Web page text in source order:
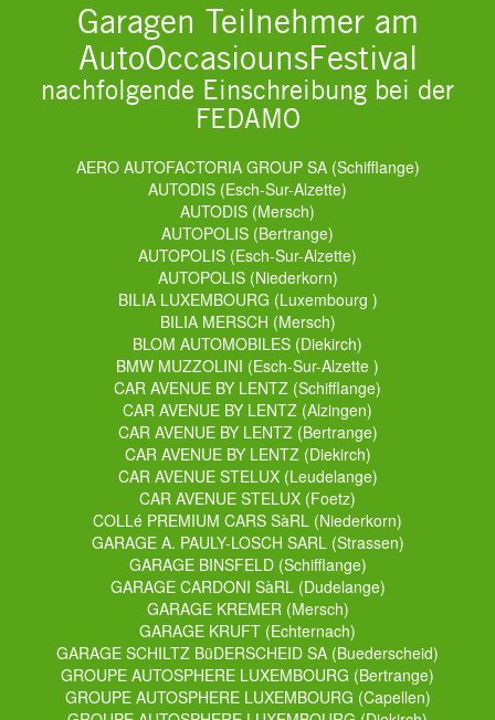
Garagen Teilnehmer am
AutoOccasiounsFestival
nachfolgende Einschreibung bei der
FEDAMO
AERO AUTOFACTORIA GROUP SA (Schifflange)
AUTODIS (Esch-Sur-Alzette)
AUTODIS (Mersch)
AUTOPOLIS (Bertrange)
AUTOPOLIS (Esch-Sur-Alzette)
AUTOPOLIS (Niederkorn)
BILIA LUXEMBOURG (Luxembourg )
BILIA MERSCH (Mersch)
BLOM AUTOMOBILES (Diekirch)
BMW MUZZOLINI (Esch-Sur-Alzette )
CAR AVENUE BY LENTZ (Schifflange)
CAR AVENUE BY LENTZ (Alzingen)
CAR AVENUE BY LENTZ (Bertrange)
CAR AVENUE BY LENTZ (Diekirch)
CAR AVENUE STELUX (Leudelange)
CAR AVENUE STELUX (Foetz)
COLLé PREMIUM CARS SàRL (Niederkorn)
GARAGE A. PAULY-LOSCH SARL (Strassen)
GARAGE BINSFELD (Schifflange)
GARAGE CARDONI SàRL (Dudelange)
GARAGE KREMER (Mersch)
GARAGE KRUFT (Echternach)
GARAGE SCHILTZ BüDERSCHEID SA (Buederscheid)
GROUPE AUTOSPHERE LUXEMBOURG (Bertrange)
GROUPE AUTOSPHERE LUXEMBOURG (Capellen)